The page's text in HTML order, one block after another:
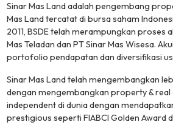
Sinar Mas Land adalah pengembang
Mas Land tercatat di bursa saham
2011, BSDE telah merampungkan proses
Mas Teladan dan PT Sinar Mas Wisesa.
portofolio pendapatan dan diversifikasi
Sinar Mas Land telah mengembangkan
dengan mengembangkan property & real
independent di dunia dengan
prestigious seperti FIABCI Golden Award